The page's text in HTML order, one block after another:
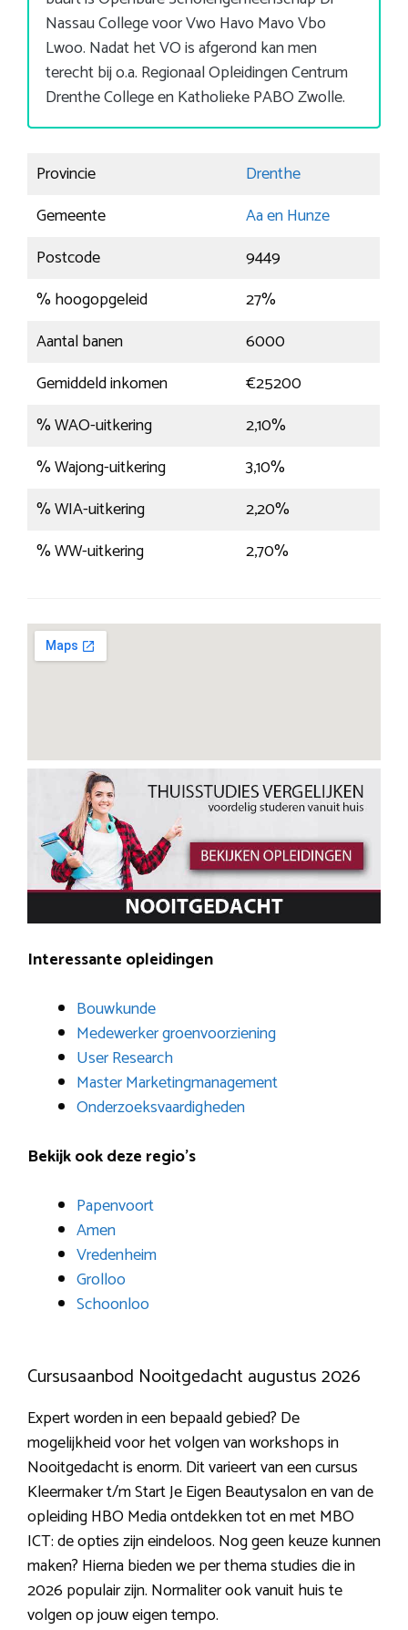
Nassau College voor Vwo Havo Mavo Vbo
Lwoo. Nadat het VO is afgerond kan men
terecht bij o.a. Regionaal Opleidingen Centrum
Drenthe College en Katholieke PABO Zwolle.
Provincie
Drenthe
Gemeente
Aa en Hunze
Postcode
9449
% hoogopgeleid
27%
Aantal banen
6000
Gemiddeld inkomen
€25200
% WAO-uitkering
2,10%
% Wajong-uitkering
3,10%
% WIA-uitkering
2,20%
% WW-uitkering
2,70%
Interessante opleidingen
Bouwkunde
Medewerker groenvoorziening
User Research
Master Marketingmanagement
Onderzoeksvaardigheden
Bekijk ook deze regio’s
Papenvoort
Amen
Vredenheim
Grolloo
Schoonloo
Cursusaanbod Nooitgedacht augustus 2026
Expert worden in een bepaald gebied? De
mogelijkheid voor het volgen van workshops in
Nooitgedacht is enorm. Dit varieert van een cursus
Kleermaker t/m Start Je Eigen Beautysalon en van de
opleiding HBO Media ontdekken tot en met MBO
ICT: de opties zijn eindeloos. Nog geen keuze kunnen
maken? Hierna bieden we per thema studies die in
2026 populair zijn. Normaliter ook vanuit huis te
volgen op jouw eigen tempo.